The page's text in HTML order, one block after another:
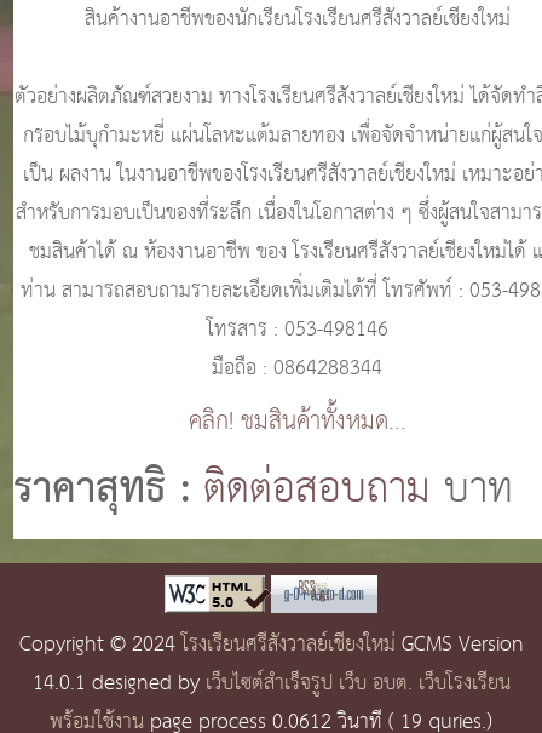
สินค้างานอาชีพของนักเรียนโรงเรียนศรีสังวาลย์เชียงใหม่
ตัวอย่างผลิตภัณฑ์สวยงาม ทางโรงเรียนศรีสังวาลย์เชียงใหม่ ได้จัดท
กรอบไม้บุกำมะหยี่ แผ่นโลหะแต้มลายทอง เพื่อจัดจำหน่ายแก่ผู้สนใ
เป็น ผลงาน ในงานอาชีพของโรงเรียนศรีสังวาลย์เชียงใหม่ เหมาะอย่
สำหรับการมอบเป็นของที่ระลึก เนื่องในโอกาสต่าง ๆ ซึ่งผู้สนใจสามา
ชมสินค้าได้ ณ ห้องงานอาชีพ ของ โรงเรียนศรีสังวาลย์เชียงใหม่ได้
ท่าน สามารถสอบถามรายละเอียดเพิ่มเติมได้ที่ โทรศัพท์ : 053-
โทรสาร : 053-498146
มือถือ : 0864288344
คลิก! ชมสินค้าทั้งหมด...
ราคาสุทธิ : ติดต่อสอบถาม บาท
Copyright © 2024โรงเรียนศรีสังวาลย์เชียงใหม่GCMS Version
14.0.1 designed byเว็บไซต์สำเร็จรูป เว็บ อบต. เว็บโรงเรียน
พร้อมใช้งานpage process0.0612วินาที ( 19 quries.)